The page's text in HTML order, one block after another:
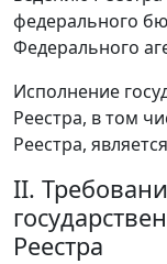
федерального
Федерального
Исполнение
Реестра, в том
Реестра,
II.
Реестра